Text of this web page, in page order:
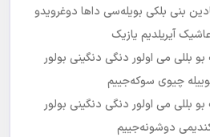
بنی بلکی بویله‌سی داها دوغرویدو
آیریلدیم یازیک
بللی می اولور دنگی دنگینی بولور
چیوی سوکه‌جییم
بللی می اولور دنگی دنگینی بولور
دوشونه‌جییم